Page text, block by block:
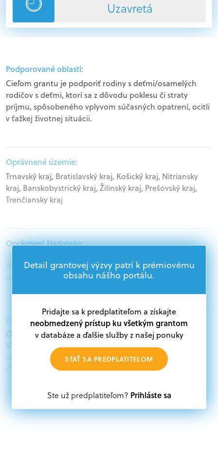
Uzavretá
Podporované oblasti:
Cieľom grantu je podporiť rodiny s deťmi/osamelých
rodičov s deťmi, ktorí sa z dôvodu poklesu či straty
príjmu, spôsobeného vplyvom súčasných opatrení, ocitli
v ťažkej životnej situácii.
Oprávnené územie:
Trnavský kraj, Bratislavský kraj, Košický kraj, Nitriansky
kraj, Banskobystrický kraj, Žilinský kraj, Prešovský kraj,
Trenčiansky kraj
Oprávnení žiadatelia:
Akademický sektor, Podnikatelia, Mimovládne
organizácie, Samospráva, Štátna správa, Veľké podniky
Ďalšie informácie:
Oprávnení žiadatelia:
V databáze grantov a dotácií na portáli Grantexpert.sk
nájdete aktuálne výzvy z eurofondov, plánu obnovy a
ďalších zdrojov.
Oprávnení partneri:
Akákoľvek právnická osoba, t. j. verejný alebo súkromný
subjekt, komerčný alebo nekomerčný, ako aj
Detail grantovej výzvy patrí k prémiovému
obsahu nášho portálu.
Pridajte sa k predplatiteľom a získajte
neobmedzený prístup ku všetkým grantom
v databáze a ďalšie služby z našej ponuky
STAŤ SA PREDPLATITEĽOM
Ste už predplatiteľom? Prihláste sa